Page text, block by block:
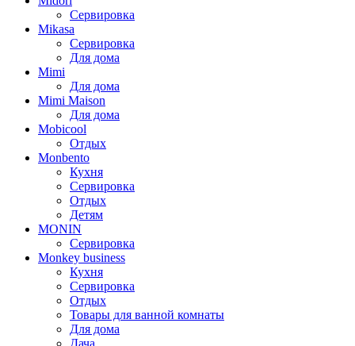
Сервировка
Mikasa
Сервировка
Для дома
Mimi
Для дома
Mimi Maison
Для дома
Mobicool
Отдых
Monbento
Кухня
Сервировка
Отдых
Детям
MONIN
Сервировка
Monkey business
Кухня
Сервировка
Отдых
Товары для ванной комнаты
Для дома